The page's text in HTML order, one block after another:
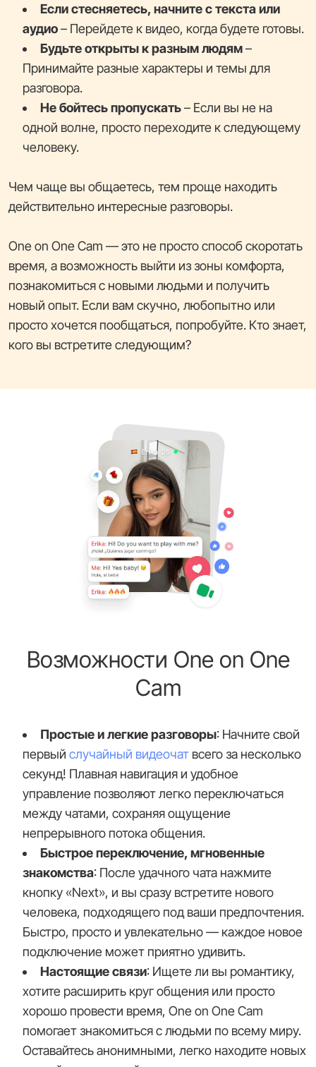
Если стесняетесь, начните с текста или
аудио– Перейдете к видео, когда будете готовы.
Будьте открыты к разным людям–
Принимайте разные характеры и темы для
разговора.
Не бойтесь пропускать– Если вы не на
одной волне, просто переходите к следующему
человеку.
Чем чаще вы общаетесь, тем проще находить
действительно интересные разговоры.
One on One Cam — это не просто способ скоротать
время, а возможность выйти из зоны комфорта,
познакомиться с новыми людьми и получить
новый опыт. Если вам скучно, любопытно или
просто хочется пообщаться, попробуйте. Кто знает,
кого вы встретите следующим?
Возможности One on One
Cam
Простые и легкие разговоры: Начните свой
первый случайный видеочат всего за несколько
секунд! Плавная навигация и удобное
управление позволяют легко переключаться
между чатами, сохраняя ощущение
непрерывного потока общения.
Быстрое переключение, мгновенные
знакомства: После удачного чата нажмите
кнопку «Next», и вы сразу встретите нового
человека, подходящего под ваши предпочтения.
Быстро, просто и увлекательно — каждое новое
подключение может приятно удивить.
Настоящие связи: Ищете ли вы романтику,
хотите расширить круг общения или просто
хорошо провести время, One on One Cam
помогает знакомиться с людьми по всему миру.
Оставайтесь анонимными, легко находите новых